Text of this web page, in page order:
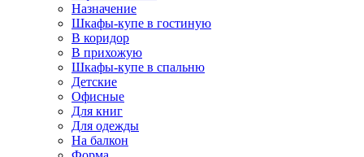
Назначение
Шкафы-купе в гостиную
В коридор
В прихожую
Шкафы-купе в спальню
Детские
Офисные
Для книг
Для одежды
На балкон